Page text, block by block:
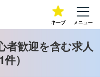
キープ メニュー
者歓迎を含む求人
）